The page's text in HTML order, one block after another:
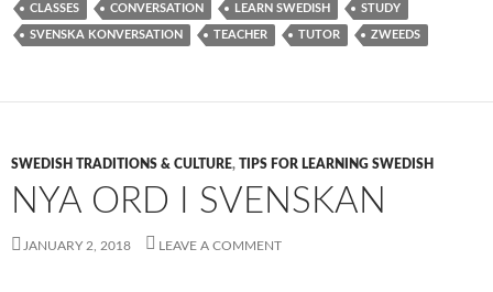
CLASSES CONVERSATION LEARN SWEDISH STUDY
SVENSKA KONVERSATION TEACHER TUTOR ZWEEDS
SWEDISH TRADITIONS & CULTURE, TIPS FOR LEARNING SWEDISH
NYA ORD I SVENSKAN
JANUARY 2, 2018 LEAVE A COMMENT